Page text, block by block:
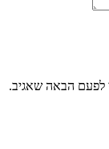
שאגיב.